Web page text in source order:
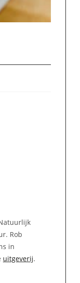
Rob
in
uitgeverij.